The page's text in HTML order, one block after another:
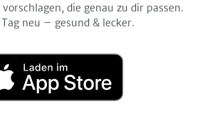
vorschlagen, die genau zu dir passen.
Tag neu – gesund & lecker.